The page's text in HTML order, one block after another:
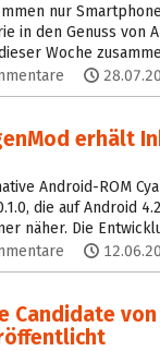
nur
in den Genuss von
Woche
erhält
Android-ROM
die auf Android
näher. Die
Candidate